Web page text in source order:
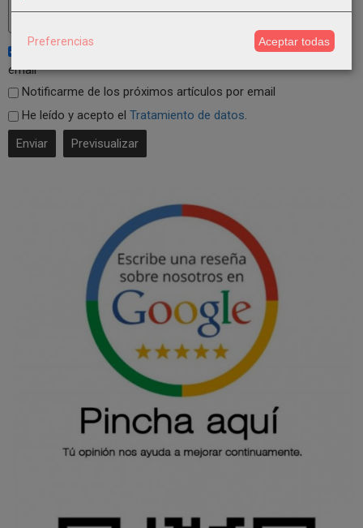
Notificarme de los próximos comentarios de este artículo vía
email
Notificarme de los próximos artículos por email
He leído y acepto el Tratamiento de datos.
Preferencias Aceptar todas